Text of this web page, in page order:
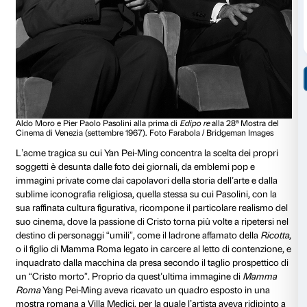
l’artista si rappresenta con l’abbandono e l’inerme
uomo crocifisso. Un’intima assunzione in se stesso
cristiano come archetipo universale del dolore
fine della mostra ritroviamo ancora in una solenne
esemplata dai fotogrammi finali del
Vangelo
collocata, quest’ultima, fra due quadri “storici” che
ritrovamento del corpo massacrato di Pasolini
e quello di Aldo Moro, abbandonato nel bagagliaio
via Caetani. Entrambi, replicando in grandi
fotografico diffuso dalle agenzie di stampa, e rimasto
memoria di tutti.